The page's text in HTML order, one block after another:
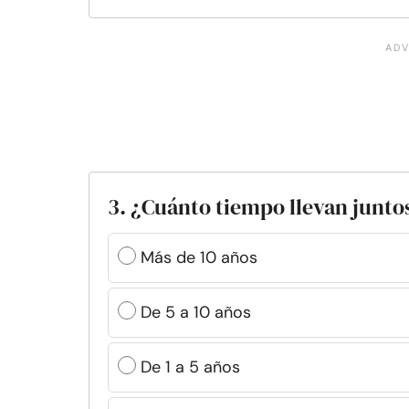
3. ¿Cuánto tiempo llevan
Más de 10 años
De 5 a 10 años
De 1 a 5 años